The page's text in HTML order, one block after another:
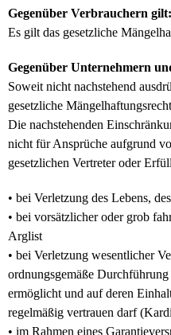
Gegenüber Verbrauchern gilt:
Es gilt das gesetzliche
Gegenüber Unternehmern
Soweit nicht nachstehend
gesetzliche
Die nachstehenden
nicht für Ansprüche aufgrund
gesetzlichen Vertreter oder
• bei Verletzung des Lebens,
• bei vorsätzlicher oder grob
Arglist
• bei Verletzung wesentlicher
ordnungsgemäße Durchführung
ermöglicht und auf deren
regelmäßig vertrauen darf
• im Rahmen eines